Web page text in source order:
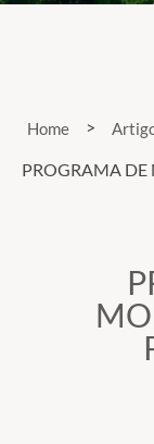
Home >
PROGRAMA